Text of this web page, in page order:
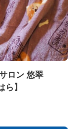
ロン 悠翠
】